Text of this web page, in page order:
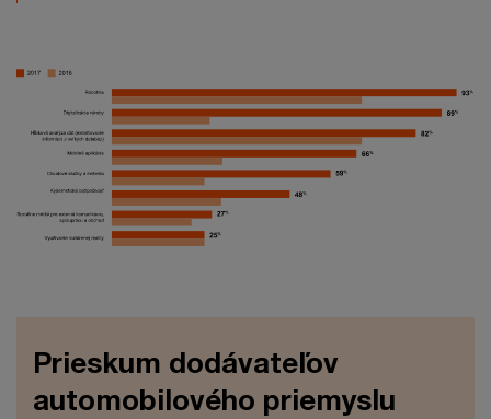
Prieskum dodávateľov
automobilového priemyslu